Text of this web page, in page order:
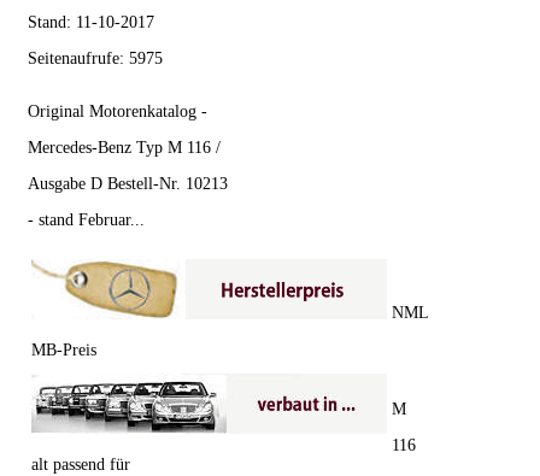
Stand: 11-10-2017
Seitenaufrufe: 5975
Original Motorenkatalog -
Mercedes-Benz Typ M 116 /
Ausgabe D Bestell-Nr. 10213
- stand Februar...
MB-Preis
NML
alt passend für
M
116